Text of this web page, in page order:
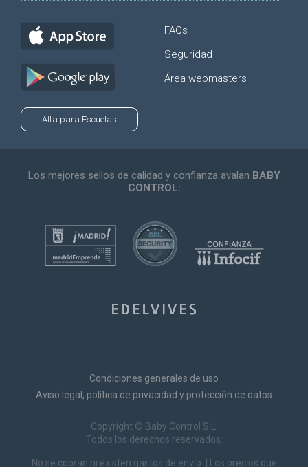
FAQs
Seguridad
Área webmasters
Alta para Escuelas
Los mejores sellos de calidad y confianza avalan BABY
CONTROL:
Condiciones generales de uso
Aviso legal, política de privacidad y protección de datos
Copyright © Baby Control S.L.
Todos los derechos reservados.
No se cobran ni existen gastos de envío. | Los precios que